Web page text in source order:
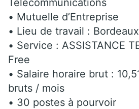
Télécommunications
• Mutuelle d’Entreprise
• Lieu de travail :
• Service : ASSISTANCE
Free
• Salaire horaire brut :
bruts / mois
• 30 postes à pourvoir